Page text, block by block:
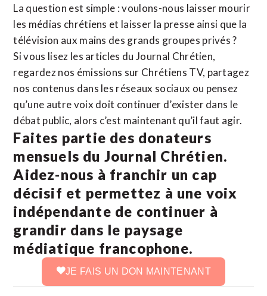
La question est simple : voulons-nous laisser mourir
les médias chrétiens et laisser la presse ainsi que la
télévision aux mains des grands groupes privés ?
Si vous lisez les articles du Journal Chrétien,
regardez nos émissions sur Chrétiens TV, partagez
nos contenus dans les réseaux sociaux ou pensez
qu’une autre voix doit continuer d’exister dans le
débat public, alors c’est maintenant qu’il faut agir.
Faites partie des donateurs
mensuels du Journal Chrétien.
Aidez-nous à franchir un cap
décisif et permettez à une voix
indépendante de continuer à
grandir dans le paysage
médiatique francophone.
JE FAIS UN DON MAINTENANT